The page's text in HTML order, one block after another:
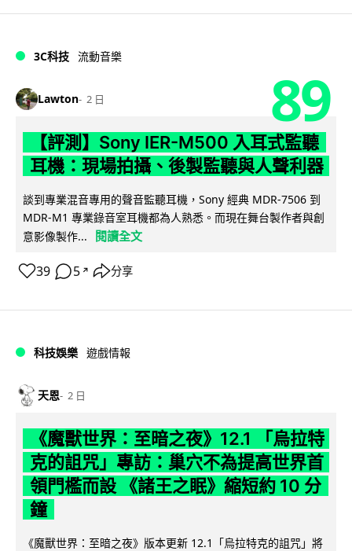
3C科技 流動音樂
Lawton 2 日 89
【評測】Sony IER-M500 入耳式監聽
耳機：現場拍攝、後製監聽與人聲利器
談到專業混音專用的聲音監聽耳機，Sony 經典 MDR-7506 到
MDR-M1 專業錄音室耳機都為人熟悉。而現在舞台製作者與創
意影像製作...
閱讀全文
39 5 ↗ 分享
科技娛樂 遊戲情報
天恩 2 日
《魔獸世界：至暗之夜》12.1 「烏拉特
克的詛咒」專訪：巢穴不為提高世界首
領門檻而設 《諸王之眠》縮短約 10 分
鐘
《魔獸世界：至暗之夜》版本更新 12.1「烏拉特克的詛咒」將